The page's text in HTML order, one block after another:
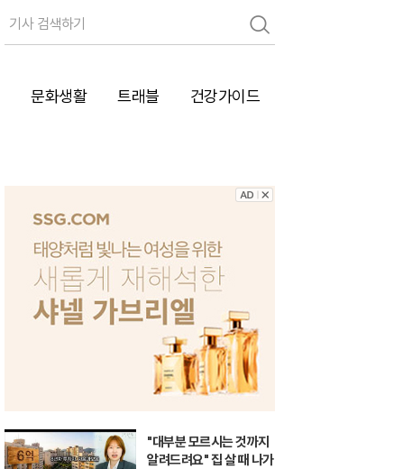
검
색
문화생활 트래블 건강가이드
"대부분 모르시는 것까지
알려드려요" 집 살 때 나가